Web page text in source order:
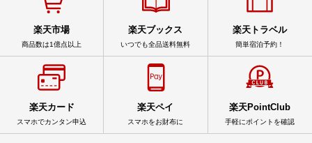
楽天市場
商品数は1億点以上
楽天ブックス
いつでも全品送料無料
楽天トラベル
簡単宿泊予約！
楽天カード
スマホでカンタン申込
楽天ペイ
スマホをお財布に
楽天PointClub
手軽にポイントを確認